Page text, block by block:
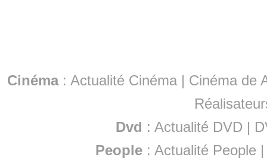
Cinéma: Actualité Cinéma | Cinéma de
Dvd : Actualité DVD |
People :Actualité People